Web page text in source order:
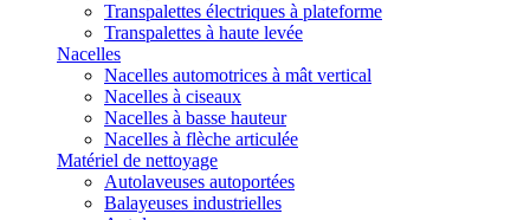
Transpalettes électriques à plateforme
Transpalettes à haute levée
Nacelles
Nacelles automotrices à mât vertical
Nacelles à ciseaux
Nacelles à basse hauteur
Nacelles à flèche articulée
Matériel de nettoyage
Autolaveuses autoportées
Balayeuses industrielles